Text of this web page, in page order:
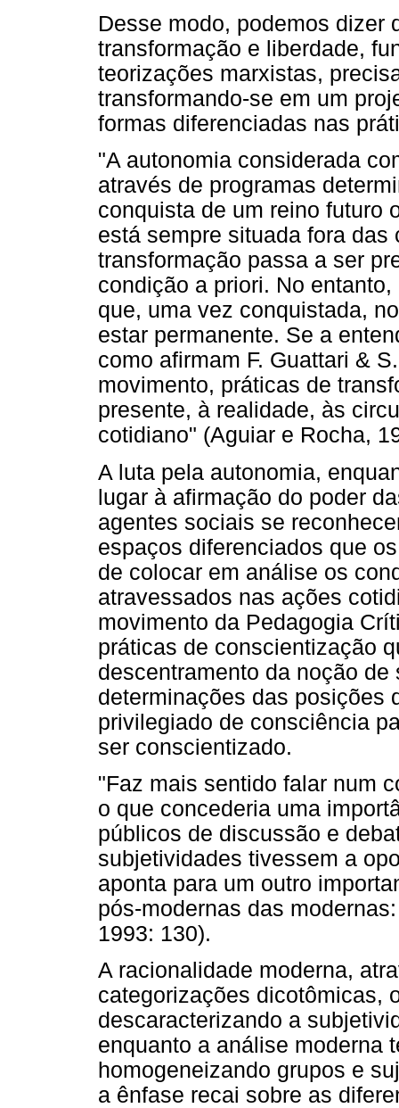
Desse modo, podemos dizer
transformação e liberdade,
teorizações marxistas,
transformando-se em um
formas diferenciadas nas
"A autonomia considerada
através de programas
conquista de um reino futuro
está sempre situada fora
transformação passa a ser
condição a priori. No
que, uma vez conquistada,
estar permanente. Se a
como afirmam F. Guattari &
movimento, práticas de
presente, à realidade, às
cotidiano" (Aguiar e Rocha,
A luta pela autonomia,
lugar à afirmação do poder
agentes sociais se
espaços diferenciados que
de colocar em análise os
atravessados nas ações
movimento da Pedagogia
práticas de conscientização
descentramento da noção
determinações das posições
privilegiado de consciência
ser conscientizado.
"Faz mais sentido falar num
o que concederia uma
públicos de discussão e
subjetividades tivessem a
aponta para um outro
pós-modernas das
1993: 130).
A racionalidade moderna,
categorizações dicotômicas,
descaracterizando a
enquanto a análise moderna
homogeneizando grupos e
a ênfase recai sobre as